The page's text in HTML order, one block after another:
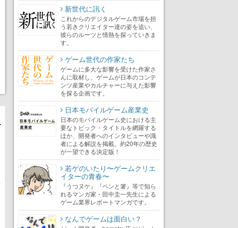
新世代に訊く
これからのデジタルゲーム市場を担
う若きクリエイター達の姿を追い、
彼らのルーツと情熱を探っていきま
す。
ゲーム世代の作家たち
ゲームに多大な影響を受けた作家さ
んに取材し、ゲームが日本のコンテ
ンツ産業やカルチャーに与えた影響
を探る企画です。
日本モバイルゲーム産業史
日本のモバイルゲーム史における主
要なトピック・タイトルを網羅する
ほか、開発者へのインタビューや識
者による解説を掲載。約20年の歴史
が一望できる決定版！
若ゲのいたり〜ゲームクリエ
イターの青春〜
『うつヌケ』『ペンと箸』等で知ら
れるマンガ家・田中圭一先生による
ゲーム業界レポートマンガです。
なんでゲームは面白い？